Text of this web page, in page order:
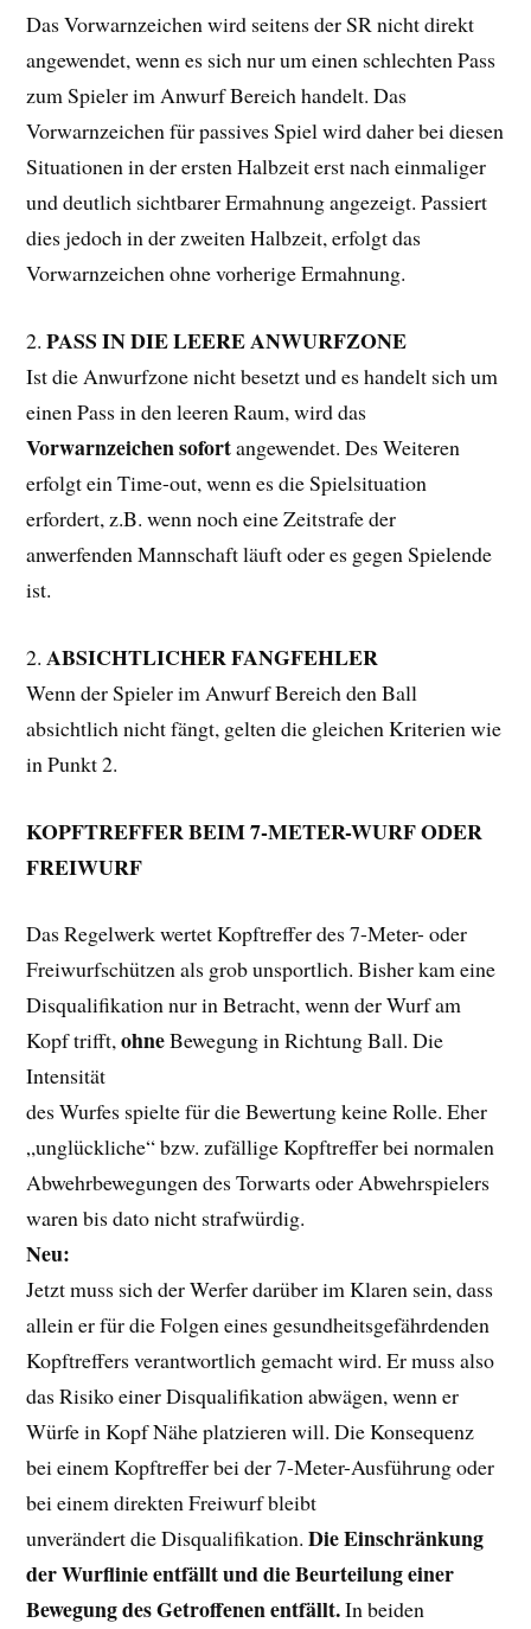
Das Vorwarnzeichen wird seitens der SR nicht direkt
angewendet, wenn es sich nur um einen schlechten Pass
zum Spieler im Anwurf Bereich handelt. Das
Vorwarnzeichen für passives Spiel wird daher bei diesen
Situationen in der ersten Halbzeit erst nach einmaliger
und deutlich sichtbarer Ermahnung angezeigt. Passiert
dies jedoch in der zweiten Halbzeit, erfolgt das
Vorwarnzeichen ohne vorherige Ermahnung.
2.PASS IN DIE LEERE ANWURFZONE
Ist die Anwurfzone nicht besetzt und es handelt sich um
einen Pass in den leeren Raum, wird das
Vorwarnzeichen sofortangewendet. Des Weiteren
erfolgt ein Time-out, wenn es die Spielsituation
erfordert, z.B. wenn noch eine Zeitstrafe der
anwerfenden Mannschaft läuft oder es gegen Spielende
ist.
2.ABSICHTLICHER FANGFEHLER
Wenn der Spieler im Anwurf Bereich den Ball
absichtlich nicht fängt, gelten die gleichen Kriterien wie
in Punkt 2.
KOPFTREFFER BEIM 7-METER-WURF ODER
FREIWURF
Das Regelwerk wertet Kopftreffer des 7-Meter- oder
Freiwurfschützen als grob unsportlich. Bisher kam eine
Disqualifikation nur in Betracht, wenn der Wurf am
Kopf trifft,ohneBewegung in Richtung Ball. Die
Intensität
des Wurfes spielte für die Bewertung keine Rolle. Eher
„unglückliche“ bzw. zufällige Kopftreffer bei normalen
Abwehrbewegungen des Torwarts oder Abwehrspielers
waren bis dato nicht strafwürdig.
Neu:
Jetzt muss sich der Werfer darüber im Klaren sein, dass
allein er für die Folgen eines gesundheitsgefährdenden
Kopftreffers verantwortlich gemacht wird. Er muss also
das Risiko einer Disqualifikation abwägen, wenn er
Würfe in Kopf Nähe platzieren will. Die Konsequenz
bei einem Kopftreffer bei der 7-Meter-Ausführung oder
bei einem direkten Freiwurf bleibt
unverändert die Disqualifikation.Die Einschränkung
der Wurflinie entfällt und die Beurteilung einer
Bewegung des Getroffenen entfällt.In beiden